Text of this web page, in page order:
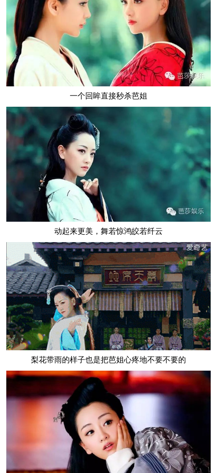
一个回眸直接秒杀芭姐
动起来更美，舞若惊鸿皎若纤云
梨花带雨的样子也是把芭姐心疼地不要不要的